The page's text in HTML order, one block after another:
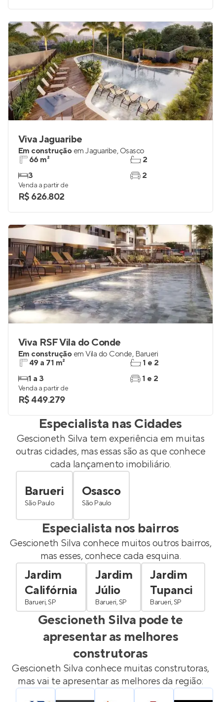
Viva Jaguaribe
Em construção em Jaguaribe, Osasco
66 m²
3
2
2
Venda a partir de
R$ 626.802
Viva RSF Vila do Conde
Em construção em Vila do Conde, Barueri
49 a 71 m²
1 a 3
1 e 2
1 e 2
Venda a partir de
R$ 449.279
Especialista nas Cidades
Gescioneth Silva tem experiência em muitas
outras cidades, mas essas são as que conhece
cada lançamento imobiliário.
Barueri
São Paulo
Osasco
São Paulo
Especialista nos bairros
Gescioneth Silva conhece muitos outros bairros,
mas esses, conhece cada esquina.
Jardim
Califórnia
Barueri, SP
Jardim
Júlio
Barueri, SP
Jardim
Tupanci
Barueri, SP
Gescioneth Silva pode te
apresentar as melhores
construtoras
Gescioneth Silva conhece muitas construtoras,
mas vai te apresentar as melhores da região: